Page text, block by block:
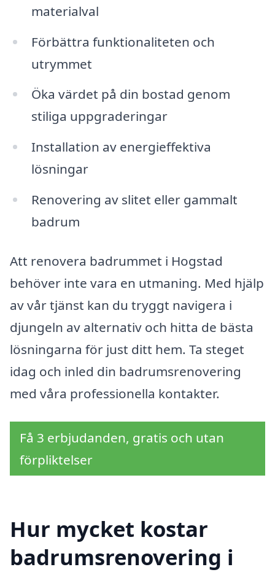
materialval
Förbättra funktionaliteten och
utrymmet
Öka värdet på din bostad genom
stiliga uppgraderingar
Installation av energieffektiva
lösningar
Renovering av slitet eller gammalt
badrum
Att renovera badrummet i Hogstad
behöver inte vara en utmaning. Med hjälp
av vår tjänst kan du tryggt navigera i
djungeln av alternativ och hitta de bästa
lösningarna för just ditt hem. Ta steget
idag och inled din badrumsrenovering
med våra professionella kontakter.
Få 3 erbjudanden, gratis och utan
förpliktelser
Hur mycket kostar
badrumsrenovering i